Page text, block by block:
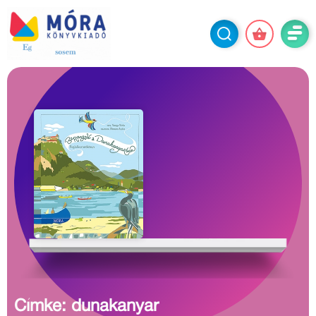
Címke: dunakanyar